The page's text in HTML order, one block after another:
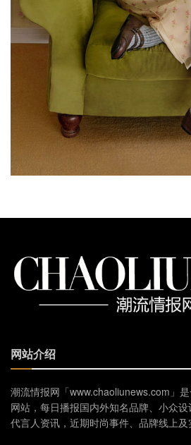
网站介绍
潮流情报网「www.chaoliunews.com」
网站，每日播报国内外知名品牌、小众
代言人资讯，近期时尚事件、品牌线上及